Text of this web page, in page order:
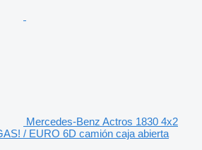
Mercedes-Benz Actros 1830 4x2
/ EURO 6D camión caja abierta